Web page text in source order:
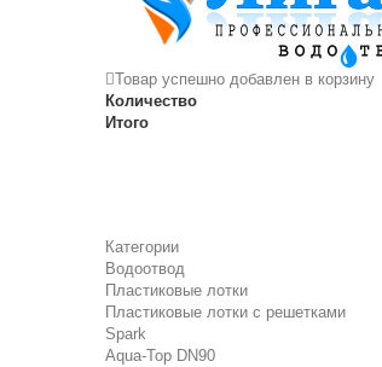
Товар успешно добавлен в корзину
Количество
Итого
Категории
Водоотвод
Пластиковые лотки
Пластиковые лотки с решетками
Spark
Aqua-Top DN90